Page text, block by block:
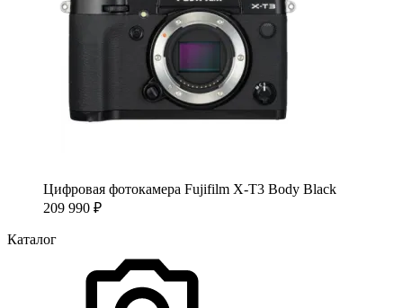
Цифровая фотокамера Fujifilm X-T3 Body Black
209 990 ₽
Каталог